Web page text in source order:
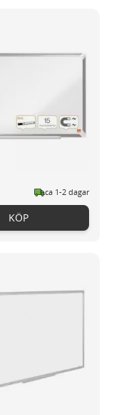
ca 1-2 dagar
KÖP